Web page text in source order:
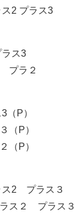
2 プラス3
ス3
プラ２
（P）
（P）
（P）
ス2 プラス３
ス２ プラス３